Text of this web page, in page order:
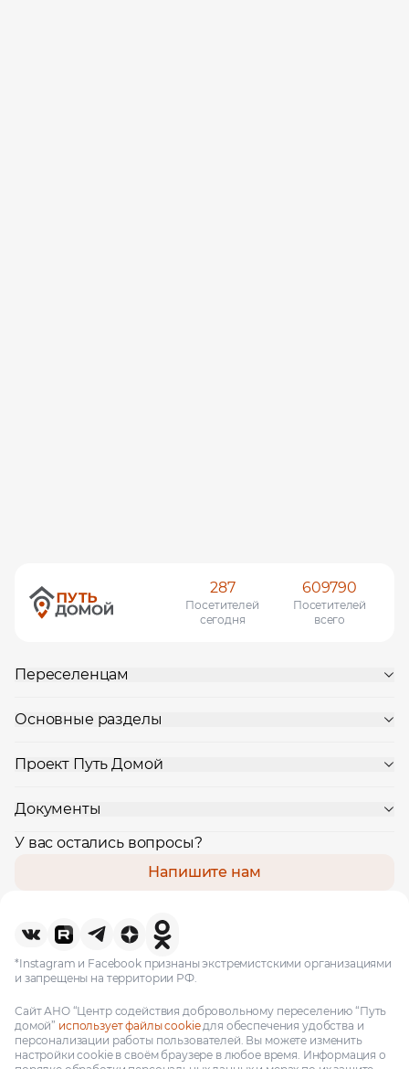
287
Посетителей
сегодня
609790
Посетителей
всего
Переселенцам
Основные разделы
Проект Путь Домой
Документы
У вас остались вопросы?
Напишите нам
*Instagram и Facebook признаны экстремистскими организациями
и запрещены на территории РФ.
Сайт АНО “Центр содействия добровольному переселению “Путь
домой” использует файлы cookieдля обеспечения удобства и
персонализации работы пользователей. Вы можете изменить
настройки cookie в своём браузере в любое время. Информация о